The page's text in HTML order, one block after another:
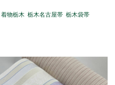
着物栃木 栃木名古屋帯 栃木袋帯